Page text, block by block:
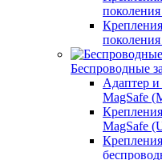
Беспроводные
Адаптер
MagSafe
MagSafe